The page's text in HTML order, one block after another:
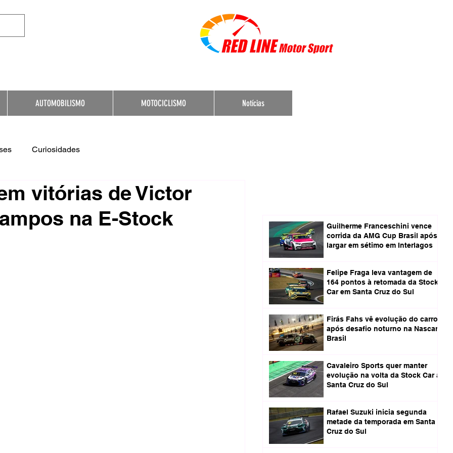
AUTOMOBILISMO MOTOCICLISMO Notícias
Curiosidades
vitórias de Victor
na E-Stock
Guilherme Franceschini vence
corrida da AMG Cup Brasil após
largar em sétimo em Interlagos
Felipe Fraga leva vantagem de
164 pontos à retomada da Stock
Car em Santa Cruz do Sul
Firás Fahs vê evolução do carro
após desafio noturno na Nascar
Brasil
Cavaleiro Sports quer manter
evolução na volta da Stock Car a
Santa Cruz do Sul
Rafael Suzuki inicia segunda
metade da temporada em Santa
Cruz do Sul